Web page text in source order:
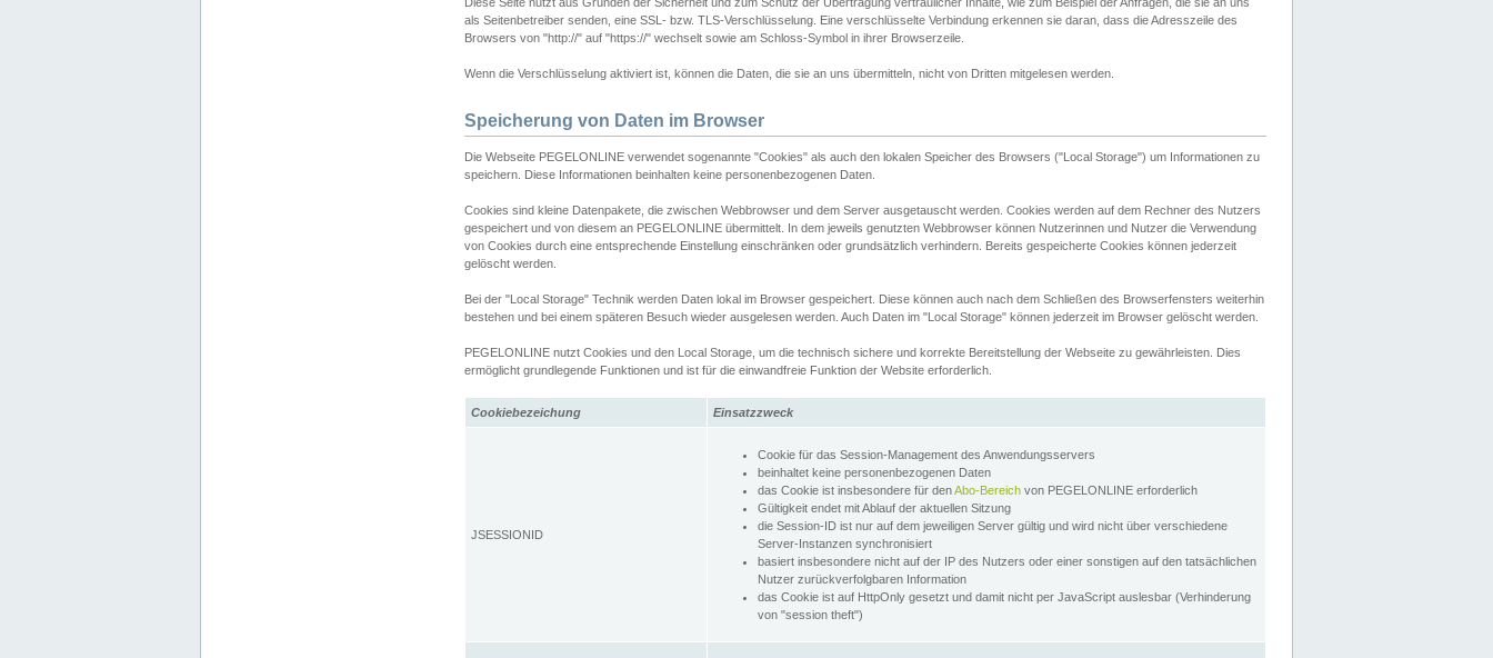
als Seitenbetreiber senden, eine SSL- bzw. TLS-Verschlüsselung. Eine verschlüsselte Verbindung erkennen sie daran, dass die Adresszeile des
Browsers von "http://" auf "https://" wechselt sowie am Schloss-Symbol in ihrer Browserzeile.
Wenn die Verschlüsselung aktiviert ist, können die Daten, die sie an uns übermitteln, nicht von Dritten mitgelesen werden.
Speicherung von Daten im Browser
Die Webseite PEGELONLINE verwendet sogenannte "Cookies" als auch den lokalen Speicher des Browsers ("Local Storage") um Informationen zu
speichern. Diese Informationen beinhalten keine personenbezogenen Daten.
Cookies sind kleine Datenpakete, die zwischen Webbrowser und dem Server ausgetauscht werden. Cookies werden auf dem Rechner des Nutzers
gespeichert und von diesem an PEGELONLINE übermittelt. In dem jeweils genutzten Webbrowser können Nutzerinnen und Nutzer die Verwendung
von Cookies durch eine entsprechende Einstellung einschränken oder grundsätzlich verhindern. Bereits gespeicherte Cookies können jederzeit
gelöscht werden.
Bei der "Local Storage" Technik werden Daten lokal im Browser gespeichert. Diese können auch nach dem Schließen des Browserfensters weiterhin
bestehen und bei einem späteren Besuch wieder ausgelesen werden. Auch Daten im "Local Storage" können jederzeit im Browser gelöscht werden.
PEGELONLINE nutzt Cookies und den Local Storage, um die technisch sichere und korrekte Bereitstellung der Webseite zu gewährleisten. Dies
ermöglicht grundlegende Funktionen und ist für die einwandfreie Funktion der Website erforderlich.
Cookiebezeichung Einsatzzweck
JSESSIONID
Cookie für das Session-Management des Anwendungsservers
beinhaltet keine personenbezogenen Daten
das Cookie ist insbesondere für denAbo-Bereich von PEGELONLINE erforderlich
Gültigkeit endet mit Ablauf der aktuellen Sitzung
die Session-ID ist nur auf dem jeweiligen Server gültig und wird nicht über verschiedene
Server-Instanzen synchronisiert
basiert insbesondere nicht auf der IP des Nutzers oder einer sonstigen auf den tatsächlichen
Nutzer zurückverfolgbaren Information
das Cookie ist auf HttpOnly gesetzt und damit nicht per JavaScript auslesbar (Verhinderung
von "session theft")